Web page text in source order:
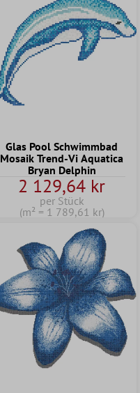
Glas Pool Schwimmbad
Mosaik Trend-Vi Aquatica
Bryan Delphin
2 129,64 kr
per Stück
(m² = 1 789,61 kr)